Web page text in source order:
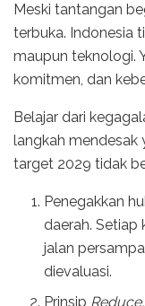
Meski tantangan
terbuka. Indonesia
maupun teknologi.
komitmen, dan
Belajar dari
langkah mendesak
target 2029 tidak
Penegakkan
daerah.
jalan
dievaluasi.
Prinsip